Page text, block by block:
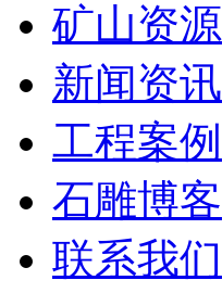
矿山资源
新闻资讯
工程案例
石雕博客
联系我们